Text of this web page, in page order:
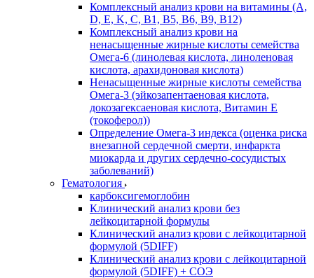
Комплексный анализ крови на витамины (A,
D, E, K, C, B1, B5, B6, В9, B12)
Комплексный анализ крови на
ненасыщенные жирные кислоты семейства
Омега-6 (линолевая кислота, линоленовая
кислота, арахидоновая кислота)
Ненасыщенные жирные кислоты семейства
Омега-3 (эйкозапентаеновая кислота,
докозагексаеновая кислота, Витамин E
(токоферол))
Определение Омега-3 индекса (оценка риска
внезапной сердечной смерти, инфаркта
миокарда и других сердечно-сосудистых
заболеваний)
Гематология
карбоксигемоглобин
Клинический анализ крови без
лейкоцитарной формулы
Клинический анализ крови с лейкоцитарной
формулой (5DIFF)
Клинический анализ крови с лейкоцитарной
формулой (5DIFF) + СОЭ